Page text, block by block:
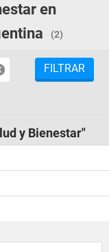
en
(2)
FILTRAR
y Bienestar"